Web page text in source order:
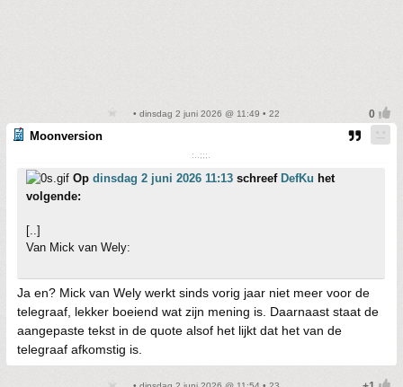
• dinsdag 2 juni 2026 @ 11:49 • 22
Moonversion
:..;;;.
Op dinsdag 2 juni 2026 11:13 schreef DefKu het
volgende:
[..]
Van Mick van Wely:
Ja en? Mick van Wely werkt sinds vorig jaar niet meer voor de
telegraaf, lekker boeiend wat zijn mening is. Daarnaast staat de
aangepaste tekst in de quote alsof het lijkt dat het van de
telegraaf afkomstig is.